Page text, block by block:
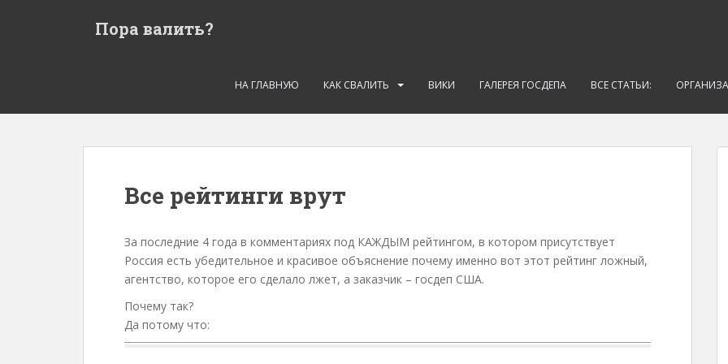
Пора валить?
НА ГЛАВНУЮ КАК СВАЛИТЬ ВИКИ ГАЛЕРЕЯ ГОСДЕПА ВСЕ СТАТЬИ:
Все рейтинги врут
За последние 4 года в комментариях под КАЖДЫМ рейтингом, в котором присутствует
Россия есть убедительное и красивое объяснение почему именно вот этот рейтинг ложный,
агентство, которое его сделало лжет, а заказчик – госдеп США.
Почему так?
Да потому что: